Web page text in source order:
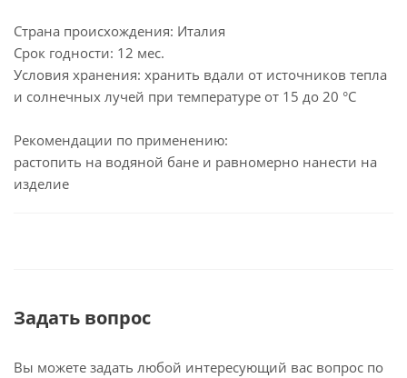
Страна происхождения: Италия
Срок годности: 12 мес.
Условия хранения: хранить вдали от источников тепла
и солнечных лучей при температуре от 15 до 20 °C
Рекомендации по применению:
растопить на водяной бане и равномерно нанести на
изделие
Задать вопрос
Вы можете задать любой интересующий вас вопрос по